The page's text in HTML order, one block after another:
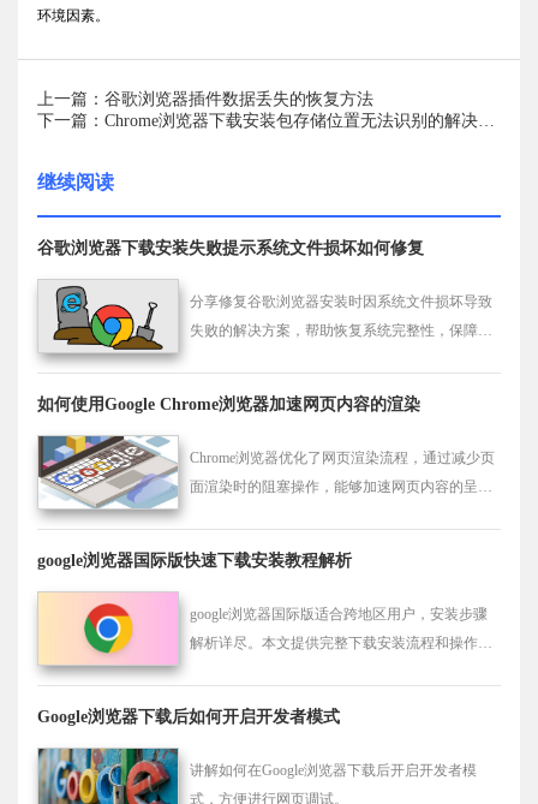
环境因素。
上一篇：谷歌浏览器插件数据丢失的恢复方法
下一篇：Chrome浏览器下载安装包存储位置无法识别的解决办法
继续阅读
谷歌浏览器下载安装失败提示系统文件损坏如何修复
分享修复谷歌浏览器安装时因系统文件损坏导致
失败的解决方案，帮助恢复系统完整性，保障安
如何使用Google Chrome浏览器加速网页内容的渲染
Chrome浏览器优化了网页渲染流程，通过减少页
面渲染时的阻塞操作，能够加速网页内容的呈
google浏览器国际版快速下载安装教程解析
google浏览器国际版适合跨地区用户，安装步骤
解析详尽。本文提供完整下载安装流程和操作技
Google浏览器下载后如何开启开发者模式
讲解如何在Google浏览器下载后开启开发者模
式，方便进行网页调试。